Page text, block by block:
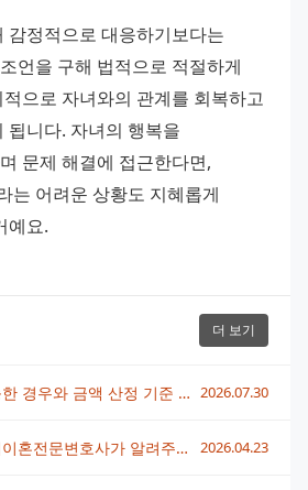
언을 구해 법적으로 적절하게
으로 자녀와의 관계를 회복하고
됩니다. 자녀의 행복을
문제 해결에 접근한다면,
는 어려운 상황도 지혜롭게
예요.
더 보기
파혼위자료 청구 가능한 경우와 금액 산정 기준 총정리 2026.07.30
사실혼재산분할, 교대이혼전문변호사가 알려주는 권리보호 방법 2026.04.23